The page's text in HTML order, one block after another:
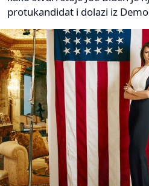
protukandidat i dolazi iz